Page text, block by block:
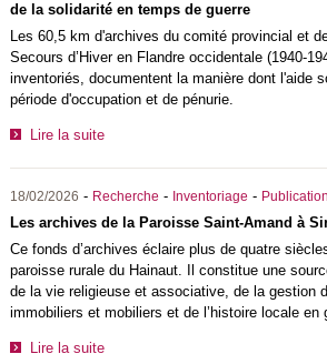
de la solidarité en temps de guerre
Les 60,5 km d'archives du comité provincial et
Secours d’Hiver en Flandre occidentale (1940-
inventoriés, documentent la manière dont l'aide
période d'occupation et de pénurie.
Lire la suite
18/02/2026 - Recherche - Inventoriage -
Les archives de la Paroisse Saint-Amand à
Ce fonds d’archives éclaire plus de quatre
paroisse rurale du Hainaut. Il constitue une
de la vie religieuse et associative, de la gestion
immobiliers et mobiliers et de l’histoire locale en
Lire la suite